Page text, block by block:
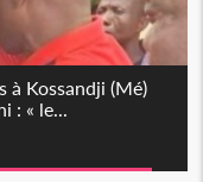
à Kossandji (Mé)
: « le...